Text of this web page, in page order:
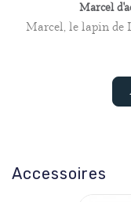
Marcel
Marcel, le lapin de
Accessoires